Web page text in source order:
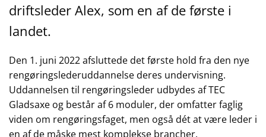
driftsleder Alex, som en af de første i
landet.
Den 1. juni 2022 afsluttede det første hold fra den nye
rengøringslederuddannelse deres undervisning.
Uddannelsen til rengøringsleder udbydes af TEC
Gladsaxe og består af 6 moduler, der omfatter faglig
viden om rengøringsfaget, men også dét at være leder i
en af de måske mest komplekse brancher.